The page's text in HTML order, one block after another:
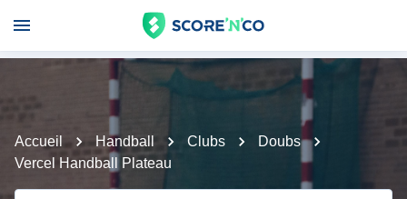
Accueil Handball Clubs
Doubs
Vercel Handball Plateau